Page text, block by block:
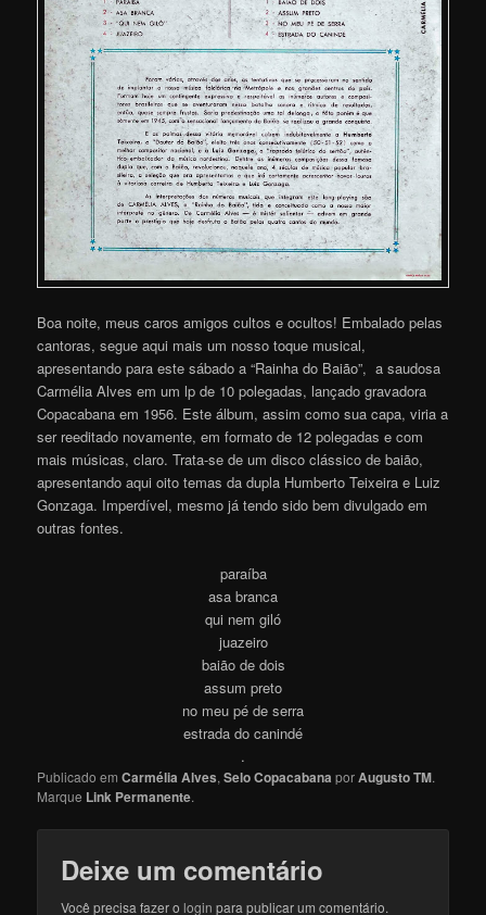
Boa noite, meus caros amigos cultos e ocultos! Embalado pelas
cantoras, segue aqui mais um nosso toque musical,
apresentando para este sábado a “Rainha do Baião”, a saudosa
Carmélia Alves em um lp de 10 polegadas, lançado gravadora
Copacabana em 1956. Este álbum, assim como sua capa, viria a
ser reeditado novamente, em formato de 12 polegadas e com
mais músicas, claro. Trata-se de um disco clássico de baião,
apresentando aqui oito temas da dupla Humberto Teixeira e Luiz
Gonzaga. Imperdível, mesmo já tendo sido bem divulgado em
outras fontes.
paraíba
asa branca
qui nem giló
juazeiro
baião de dois
assum preto
no meu pé de serra
estrada do canindé
.
Publicado emCarmélia Alves,Selo Copacabana porAugusto TM.
Marque Link Permanente.
Deixe um comentário
Você precisa fazer ologin para publicar um comentário.